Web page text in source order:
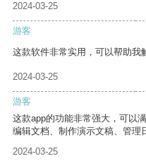
2024-03-25
游客
这款软件非常实用，可以帮助我
2024-03-25
游客
这款app的功能非常强大，可以
编辑文档、制作演示文稿、管理
2024-03-25